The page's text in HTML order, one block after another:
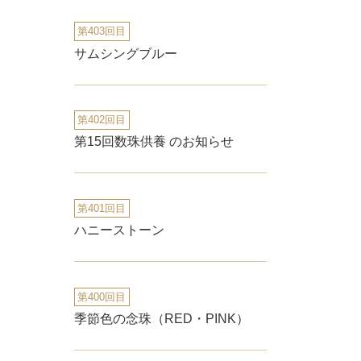
第403回目
サムシングブルー
第402回目
第15回数珠供養 のお知らせ
第401回目
ハニーストーン
第400回目
季節色の念珠（RED・PINK）